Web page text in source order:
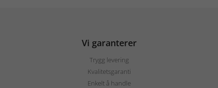
Vi garanterer
Trygg levering
Kvalitetsgaranti
Enkelt å handle